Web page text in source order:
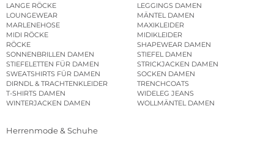
LANGE RÖCKE
LEGGINGS DAMEN
LOUNGEWEAR
MÄNTEL DAMEN
MARLENEHOSE
MAXIKLEIDER
MIDI RÖCKE
MIDIKLEIDER
RÖCKE
SHAPEWEAR DAMEN
SONNENBRILLEN DAMEN
STIEFEL DAMEN
STIEFELETTEN FÜR DAMEN
STRICKJACKEN DAMEN
SWEATSHIRTS FÜR DAMEN
SOCKEN DAMEN
DIRNDL & TRACHTENKLEIDER
TRENCHCOATS
T-SHIRTS DAMEN
WIDELEG JEANS
WINTERJACKEN DAMEN
WOLLMÄNTEL DAMEN
Herrenmode & Schuhe